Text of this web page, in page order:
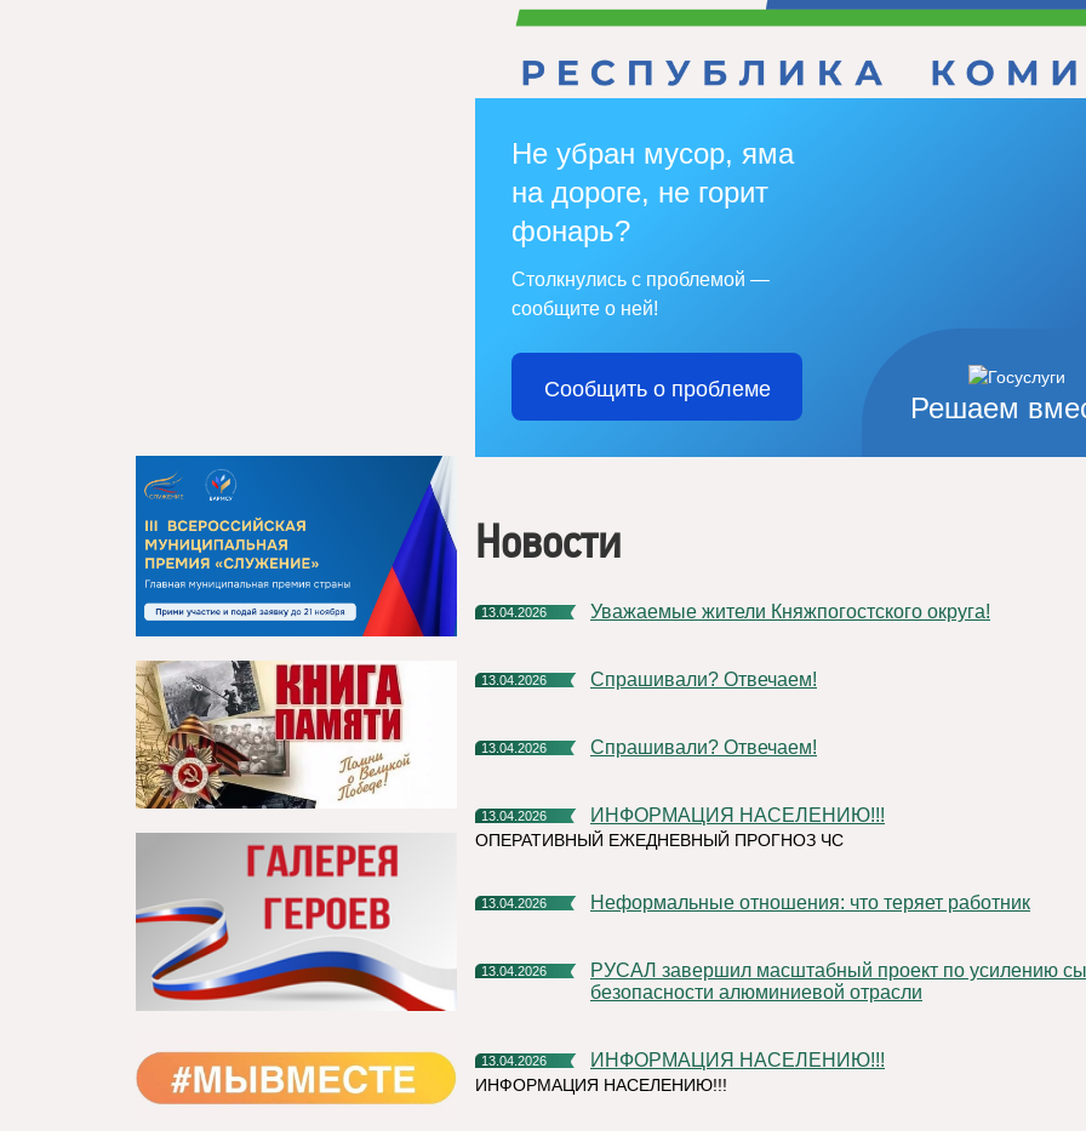
Решаем
Не убран мусор, яма
на дороге, не горит
фонарь?
Столкнулись с проблемой —
сообщите о ней!
Сообщить о проблеме
Новости
13.04.2026 Уважаемые жители Княжпогостского округа!
13.04.2026 Спрашивали? Отвечаем!
13.04.2026 Спрашивали? Отвечаем!
13.04.2026 ИНФОРМАЦИЯ НАСЕЛЕНИЮ!!!
ОПЕРАТИВНЫЙ ЕЖЕДНЕВНЫЙ ПРОГНОЗ ЧС
13.04.2026 Неформальные отношения: что теряет работник
13.04.2026
РУСАЛ завершил масштабный проект по усилению сырьевой
безопасности алюминиевой отрасли
13.04.2026 ИНФОРМАЦИЯ НАСЕЛЕНИЮ!!!
ИНФОРМАЦИЯ НАСЕЛЕНИЮ!!!